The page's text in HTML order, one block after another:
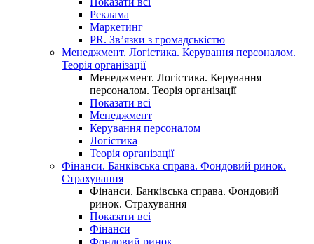
Реклама
Маркетинг
PR. Зв’язки з громадськістю
Менеджмент. Логістика. Керування персоналом.
Теорія організації
Менеджмент. Логістика. Керування
персоналом. Теорія організації
Показати всі
Менеджмент
Керування персоналом
Логістика
Теорія організації
Фінанси. Банківська справа. Фондовий ринок.
Страхування
Фінанси. Банківська справа. Фондовий
ринок. Страхування
Показати всі
Фінанси
Фондовий ринок